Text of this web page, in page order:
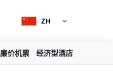
ZH
廉价机票 经济型酒店